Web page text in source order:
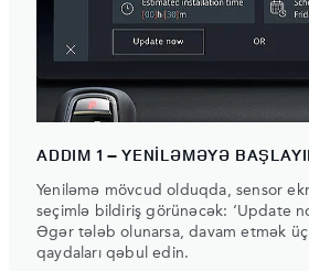
ADDIM 1 – YENİLƏMƏYƏ
Yeniləmə mövcud olduqda, sensor
seçimlə bildiriş görünəcək: ‘Update
Əgər tələb olunarsa, davam etmək
qaydaları qəbul edin.